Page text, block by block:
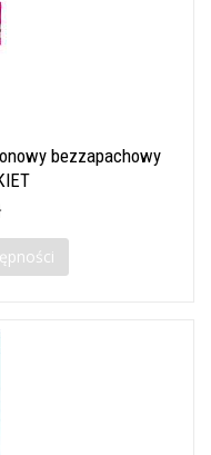
bezzapachowy